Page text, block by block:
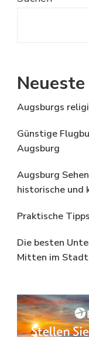
Augsburgs
Günstige
Augsburg
Augsburg
historische
Praktische
Die besten
Mitten im